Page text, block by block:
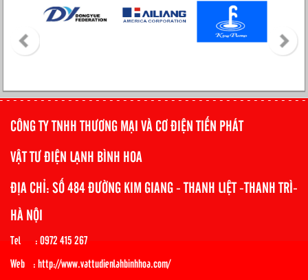
CÔNG TY TNHH THƯƠNG MẠI VÀ CƠ ĐIỆN TIẾN PHÁT
VẬT TƯ ĐIỆN LẠNH BÌNH HOA
ĐỊA CHỈ: SỐ 484 ĐƯỜNG KIM GIANG - THANH LIỆT -THANH TRÌ-
HÀ NỘI
Tel : 0972 415 267
Web : http://www.vattudienlahbinhhoa.com/